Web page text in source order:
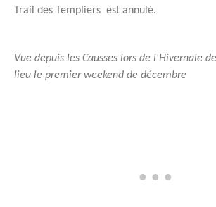
Trail des Templiers est annulé.
Vue depuis les Causses lors de l'Hivernale
lieu le premier weekend de décembre